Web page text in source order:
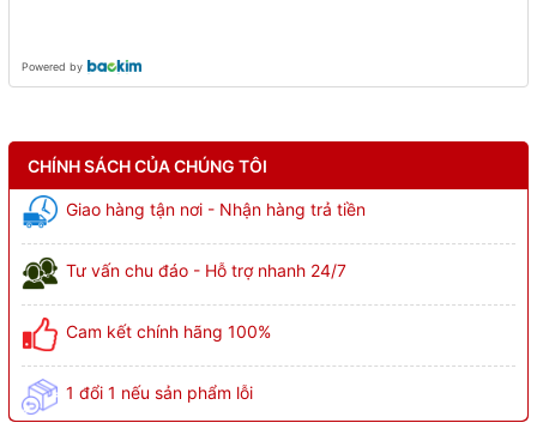
Powered by
CHÍNH SÁCH CỦA CHÚNG TÔI
Giao hàng tận nơi - Nhận hàng trả tiền
Tư vấn chu đáo - Hỗ trợ nhanh 24/7
Cam kết chính hãng 100%
1 đổi 1 nếu sản phẩm lỗi